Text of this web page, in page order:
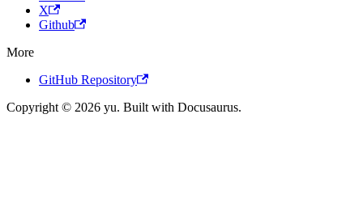
X
Github
More
GitHub Repository
Copyright © 2026 yu. Built with Docusaurus.